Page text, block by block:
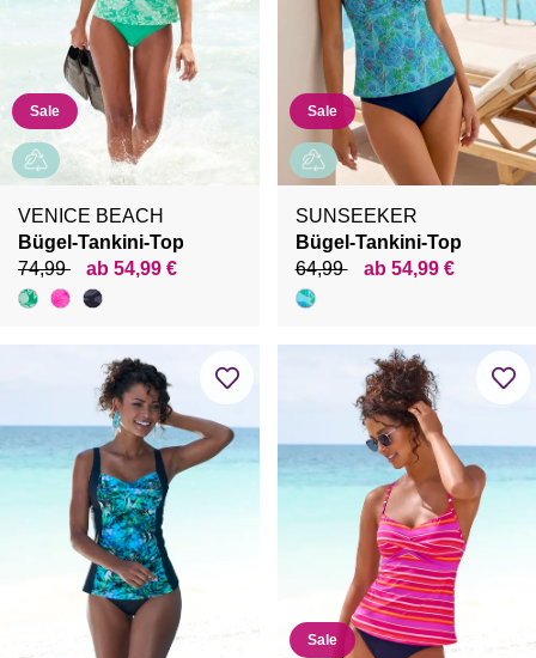
Sale
VENICE BEACH
Bügel-Tankini-Top
74,99
ab 54,99 €
Sale
SUNSEEKER
Bügel-Tankini-Top
64,99
ab 54,99 €
Sale